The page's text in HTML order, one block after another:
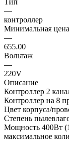
—
контроллер
Минимальная цена
—
655.00
Вольтаж
—
220V
Описание
Контроллер 2
Контроллер на 8
Цвет корпуса/
Степень
Мощность 400Вт
максимальное